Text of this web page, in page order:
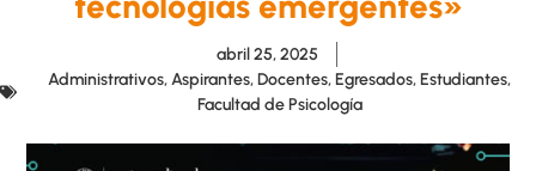
abril 25, 2025
Administrativos,Aspirantes,Docentes,Egresados,Estudiantes,
Facultad de Psicología